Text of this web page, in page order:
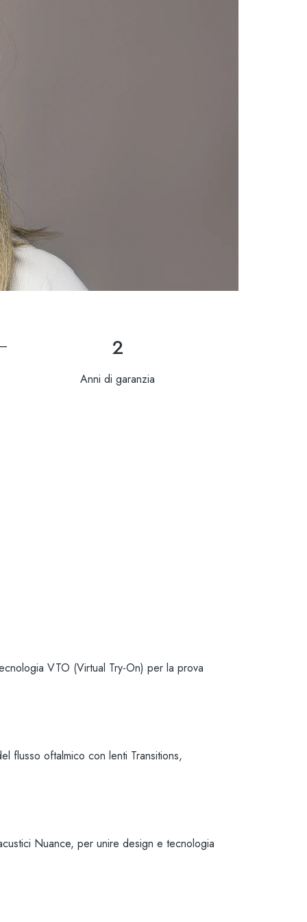
2
Anni di garanzia
VTO (Virtual Try-On) per la prova
flusso oftalmico con lenti Transitions,
Nuance, per unire design e tecnologia